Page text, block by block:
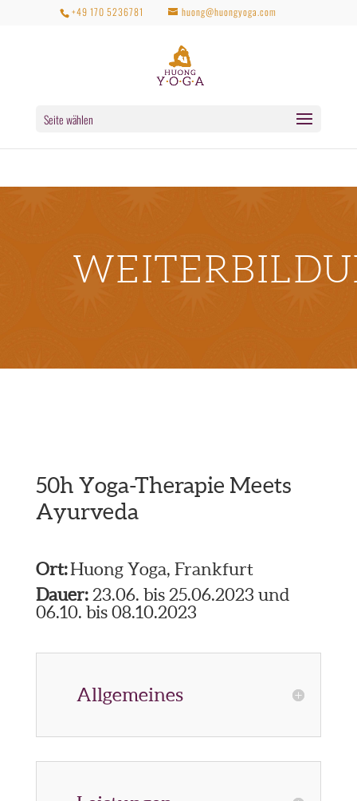
+49 170 5236781 huong@huongyoga.com
Seite wählen
50h Yoga-Therapie Meets
Ayurveda
Ort:Huong Yoga, Frankfurt
Dauer:23.06. bis 25.06.2023 und
06.10. bis 08.10.2023
Allgemeines